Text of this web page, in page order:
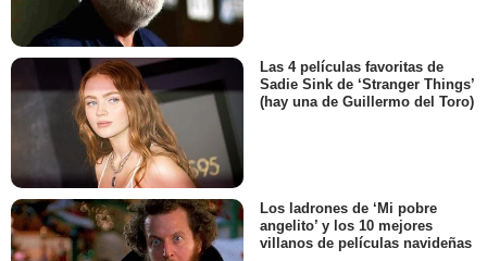
Las 4 películas favoritas de
Sadie Sink de ‘Stranger Things’
(hay una de Guillermo del Toro)
Los ladrones de ‘Mi pobre
angelito’ y los 10 mejores
villanos de películas navideñas